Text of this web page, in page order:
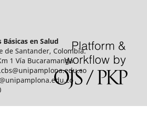
Básicas en Salud
de Santander, Colombia.
1 Vía Bucaramanga.